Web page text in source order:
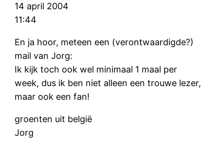
14 april 2004
11:44
En ja hoor, meteen een (verontwaardigde?)
mail van Jorg:
Ik kijk toch ook wel minimaal 1 maal per
week, dus ik ben niet alleen een trouwe lezer,
maar ook een fan!
groenten uit belgië
Jorg